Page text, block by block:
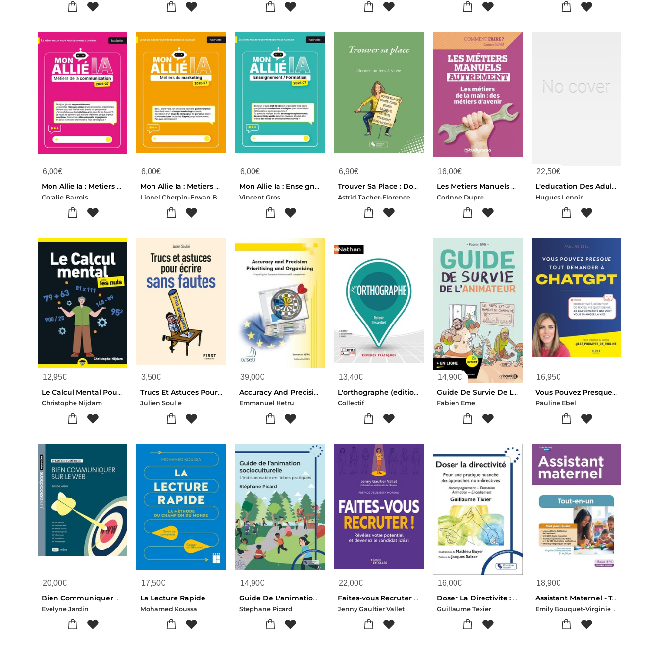
6,00€
Mon Allie Ia : Metiers De La Communication (edition 2026/2027)
Coralie Barrois
6,00€
Mon Allie Ia : Metiers Du Marketing (edition 2026/2027)
Lionel Cherpin-Erwan Bagot
6,00€
Mon Allie Ia : Enseignement/formation (edition 2026/2027)
Vincent Gros
6,90€
Trouver Sa Place : Donner Un Sens A Sa Vie
Astrid Tacher-Florence Alexandre
16,00€
Les Metiers Manuels Autrement
Corinne Dupre
22,50€
L'education Des Adultes : Ethique Et Emancipation
Hugues Lenoir
12,95€
Le Calcul Mental Pour Les Nuls
Christophe Nijdam
3,50€
Trucs Et Astuces Pour Ecrire Sans Fautes (2e Edition)
Julien Soulie
39,00€
Accuracy And Precision, Prioritising And Organising ; European Ast Competitions
Emmanuel Hetru
13,40€
L'orthographe (edition 2020)
Collectif
14,90€
Guide De Survie De L'animateur
Fabien Eme
16,95€
Vous Pouvez Presque Tout Demander A Chatgpt
Pauline Ebel
20,00€
Bien Communiquer Sur Le Web ; Strategie Numerique
Evelyne Jardin
17,50€
La Lecture Rapide
Mohamed Koussa
14,90€
Guide De L'animation Socioculturelle : L'indispensable En Fiches Pratiques
Stephane Picard
22,00€
Faites-vous Recruter ! Revelez Votre Potentiel Et Devenez Le Candidat Ideal
Jenny Gaultier Vallet
16,00€
Doser La Directivite : Pour Une Pratique Nuancee Des Approches Non-directives, Accompagnement Formation Animation _ Encadrement
Guillaume Texier
18,90€
Assistant Maternel - Tout-en-un : Preparation Complete Pour Reussir Sa Formation (5e Edition)
Emily Bouquet-Virginie Chateaureynaud